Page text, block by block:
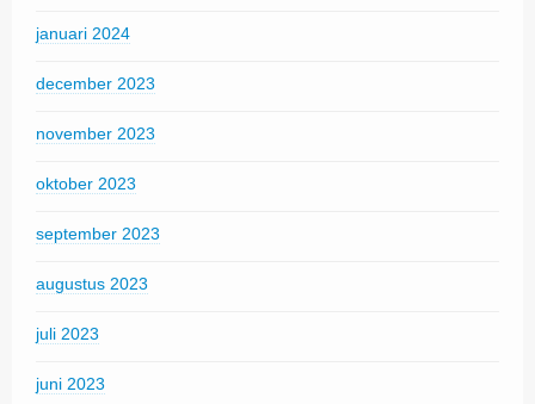
januari 2024
december 2023
november 2023
oktober 2023
september 2023
augustus 2023
juli 2023
juni 2023